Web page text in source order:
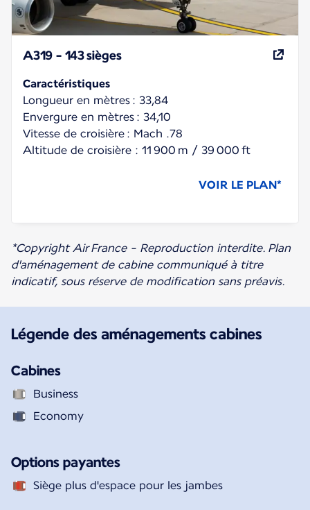
A319 - 143 sièges
Caractéristiques
Longueur en mètres : 33,84
Envergure en mètres : 34,10
Vitesse de croisière : Mach .78
Altitude de croisière : 11 900 m / 39 000 ft
VOIR LE PLAN*
*Copyright Air France - Reproduction interdite. Plan
d'aménagement de cabine communiqué à titre
indicatif, sous réserve de modification sans préavis.
Légende des aménagements cabines
Cabines
Business
Economy
Options payantes
Siège plus d'espace pour les jambes